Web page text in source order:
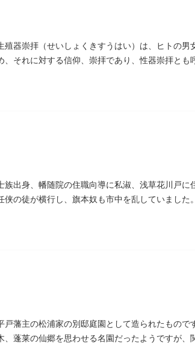
器崇拝（せいしょくきすうはい）は、ヒトの男
それに対する信仰、崇拝であり、性器崇拝と
出身、幡随院の住職向導に私淑、浅草花川戸
の徒が横行し、旗本奴も市中を乱していました
藩主の松浦家の別邸庭園として造られたもので
蓬莱の仙郷を思わせる名園だったようですが、